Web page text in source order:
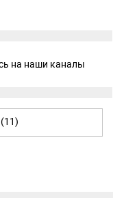
на наши каналы
(11)